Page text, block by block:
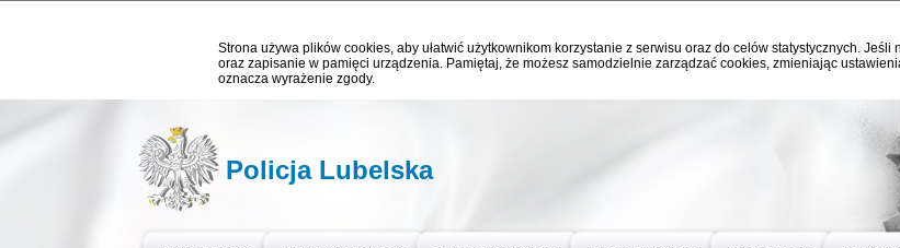
Strona używa plików cookies, aby ułatwić użytkownikom korzystanie z serwisu oraz do celów statystycznych.
oraz zapisanie w pamięci urządzenia. Pamiętaj, że możesz samodzielnie zarządzać cookies, zmieniając
oznacza wyrażenie zgody.
Policja Lubelska